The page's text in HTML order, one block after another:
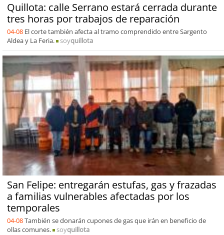
Quillota: calle Serrano estará cerrada durante
tres horas por trabajos de reparación
04-08 El corte también afecta al tramo comprendido entre Sargento
Aldea y La Feria.
soyquillota
San Felipe: entregarán estufas, gas y frazadas
a familias vulnerables afectadas por los
temporales
04-08También se donarán cupones de gas que irán en beneficio de
ollas comunes.
soyquillota